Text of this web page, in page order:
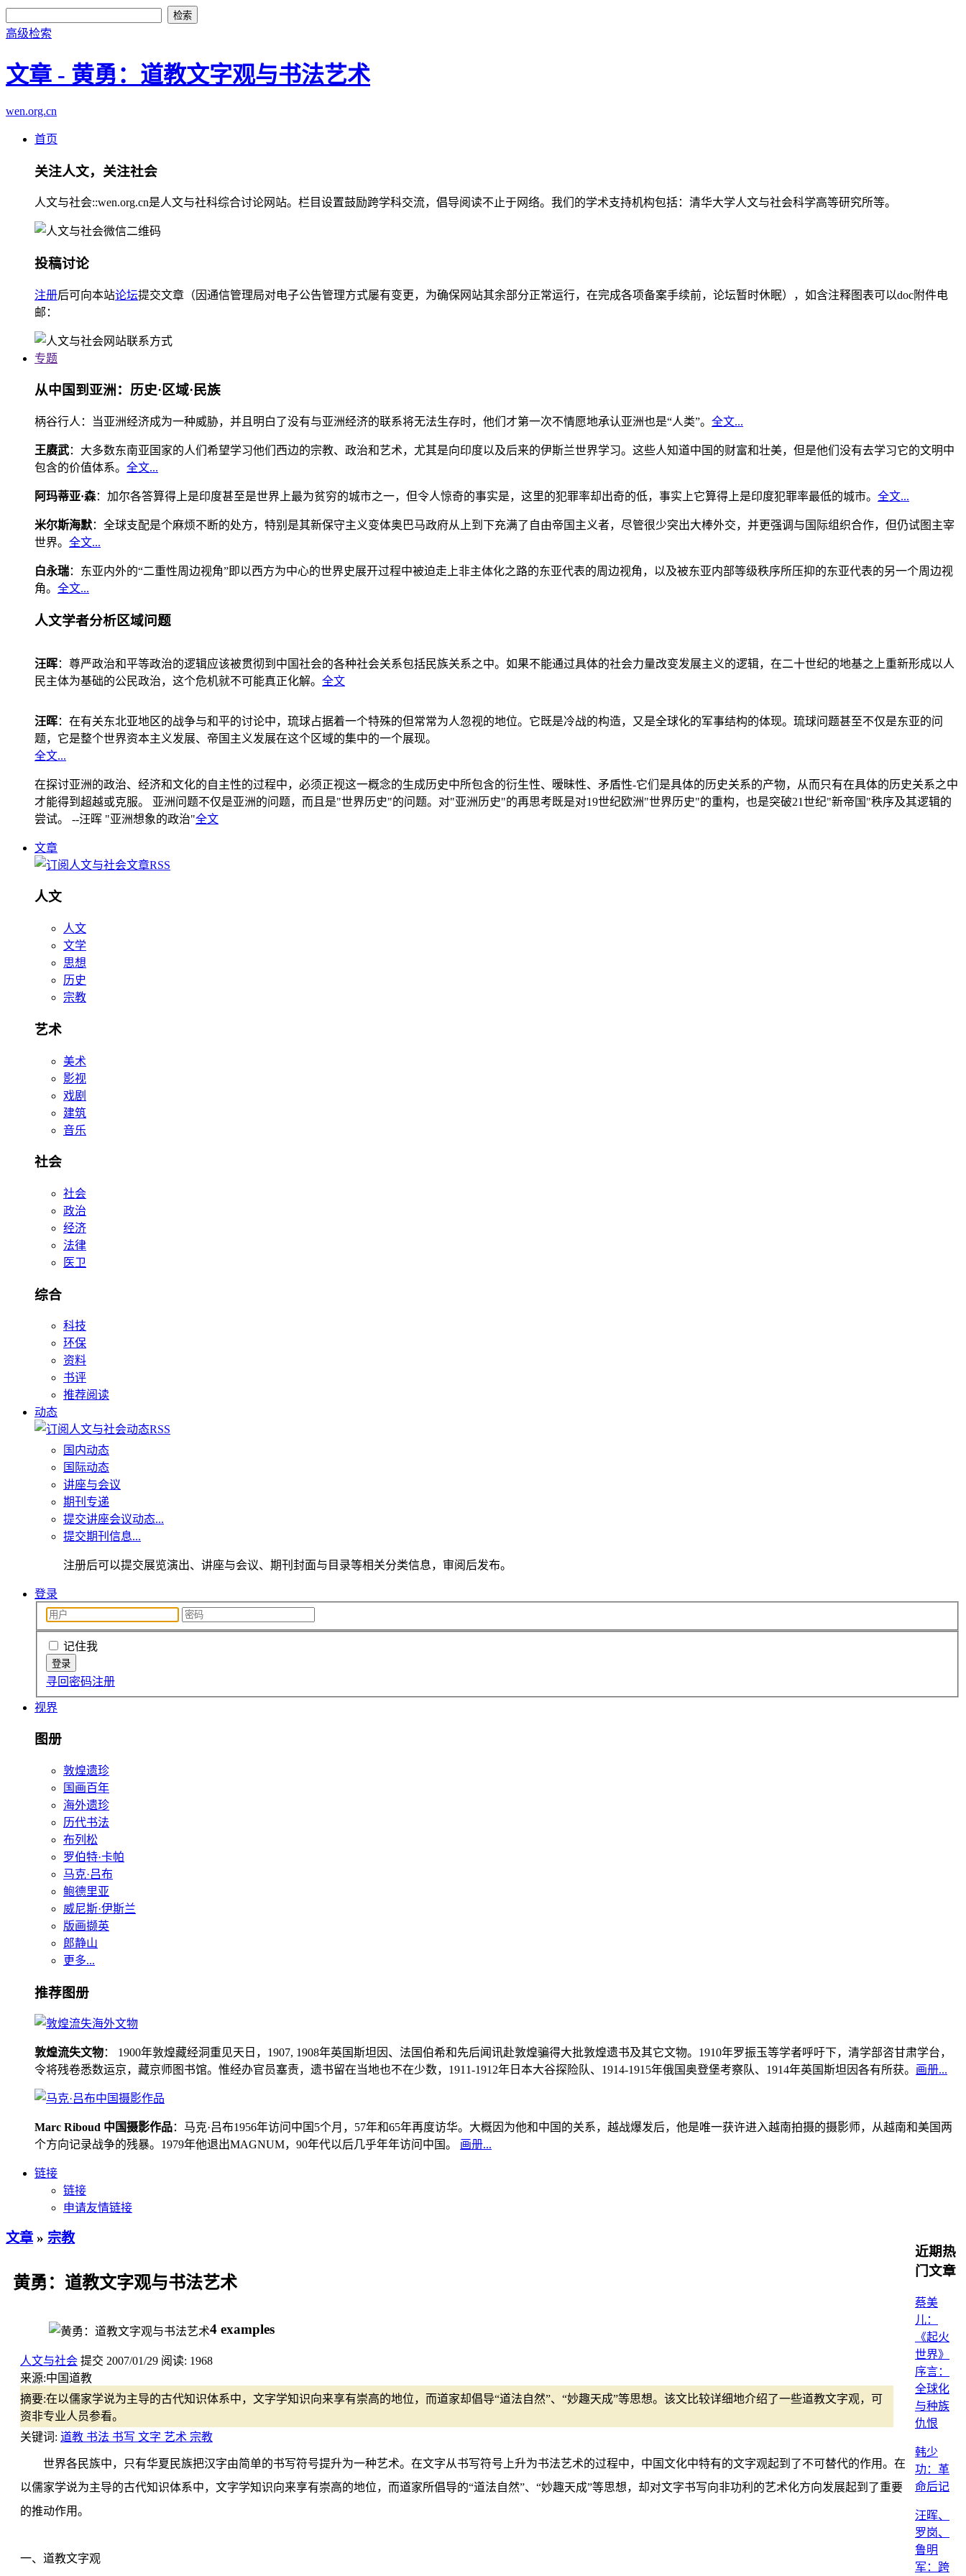
高级检索
文章 - 黄勇：道教文字观与书法艺术
wen.org.cn
首页
关注人文，关注社会
人文与社会::wen.org.cn是人文与社科综合讨论网站。栏目设置鼓励跨学科交流，倡导阅读不止于网络。我们的学术支持机构包括：清华大学人文与社会科学高等研究所等。
投稿讨论
注册后可向本站论坛提交文章（因通信管理局对电子公告管理方式屡有变更，为确保网站其余部分正常运行，在完成各项备案手续前，论坛暂时休眠），如含注释图表可以doc附件电
邮：
专题
从中国到亚洲：历史·区域·民族
柄谷行人：当亚洲经济成为一种威胁，并且明白了没有与亚洲经济的联系将无法生存时，他们才第一次不情愿地承认亚洲也是“人类”。 全文...
王赓武：大多数东南亚国家的人们希望学习他们西边的宗教、政治和艺术，尤其是向印度以及后来的伊斯兰世界学习。这些人知道中国的财富和壮美，但是他们没有去学习它的文明中
包含的价值体系。 全文...
阿玛蒂亚·森：加尔各答算得上是印度甚至是世界上最为贫穷的城市之一，但令人惊奇的事实是，这里的犯罪率却出奇的低，事实上它算得上是印度犯罪率最低的城市。 全文...
米尔斯海默：全球支配是个麻烦不断的处方，特别是其新保守主义变体奥巴马政府从上到下充满了自由帝国主义者，尽管很少突出大棒外交，并更强调与国际组织合作，但仍试图主宰
世界。 全文...
白永瑞：东亚内外的“二重性周边视角”即以西方为中心的世界史展开过程中被迫走上非主体化之路的东亚代表的周边视角，以及被东亚内部等级秩序所压抑的东亚代表的另一个周边视
角。 全文...
人文学者分析区域问题
汪晖：尊严政治和平等政治的逻辑应该被贯彻到中国社会的各种社会关系包括民族关系之中。如果不能通过具体的社会力量改变发展主义的逻辑，在二十世纪的地基之上重新形成以人
民主体为基础的公民政治，这个危机就不可能真正化解。 全文
汪晖：在有关东北亚地区的战争与和平的讨论中，琉球占据着一个特殊的但常常为人忽视的地位。它既是冷战的构造，又是全球化的军事结构的体现。琉球问题甚至不仅是东亚的问
题，它是整个世界资本主义发展、帝国主义发展在这个区域的集中的一个展现。
全文...
在探讨亚洲的政治、经济和文化的自主性的过程中，必须正视这一概念的生成历史中所包含的衍生性、暧昧性、矛盾性-它们是具体的历史关系的产物，从而只有在具体的历史关系之中
才能得到超越或克服。 亚洲问题不仅是亚洲的问题，而且是"世界历史"的问题。对"亚洲历史"的再思考既是对19世纪欧洲"世界历史"的重构，也是突破21世纪"新帝国"秩序及其逻辑的
尝试。 --汪晖 "亚洲想象的政治"全文
文章
人文
人文
文学
思想
历史
宗教
艺术
美术
影视
戏剧
建筑
音乐
社会
社会
政治
经济
法律
医卫
综合
科技
环保
资料
书评
推荐阅读
动态
国内动态
国际动态
讲座与会议
期刊专递
提交讲座会议动态...
提交期刊信息...
注册后可以提交展览演出、讲座与会议、期刊封面与目录等相关分类信息，审阅后发布。
登录
记住我
寻回密码注册
视界
图册
敦煌遗珍
国画百年
海外遗珍
历代书法
布列松
罗伯特·卡帕
马克·吕布
鲍德里亚
威尼斯·伊斯兰
版画撷英
郎静山
更多...
推荐图册
敦煌流失文物： 1900年敦煌藏经洞重见天日，1907, 1908年英国斯坦因、法国伯希和先后闻讯赴敦煌骗得大批敦煌遗书及其它文物。1910年罗振玉等学者呼吁下，清学部咨甘肃学台，
令将残卷悉数运京，藏京师图书馆。惟经办官员塞责，遗书留在当地也不在少数，1911-1912年日本大谷探险队、1914-1915年俄国奥登堡考察队、1914年英国斯坦因各有所获。 画册...
Marc Riboud 中国摄影作品：马克·吕布1956年访问中国5个月，57年和65年再度访华。大概因为他和中国的关系，越战爆发后，他是唯一获许进入越南拍摄的摄影师，从越南和美国两
个方向记录战争的残暴。1979年他退出MAGNUM，90年代以后几乎年年访问中国。 画册...
链接
链接
申请友情链接
文章 » 宗教
黄勇：道教文字观与书法艺术
4 examples
人文与社会 提交 2007/01/29 阅读: 1968
来源:中国道教
摘要:在以儒家学说为主导的古代知识体系中，文字学知识向来享有崇高的地位，而道家却倡导“道法自然”、“妙趣天成”等思想。该文比较详细地介绍了一些道教文字观，可
资非专业人员参看。
关键词: 道教 书法 书写 文字 艺术 宗教
世界各民族中，只有华夏民族把汉字由简单的书写符号提升为一种艺术。在文字从书写符号上升为书法艺术的过程中，中国文化中特有的文字观起到了不可替代的作用。在
以儒家学说为主导的古代知识体系中，文字学知识向来享有崇高的地位，而道家所倡导的“道法自然”、“妙趣天成”等思想，却对文字书写向非功利的艺术化方向发展起到了重要
的推动作用。
一、道教文字观
近期热
门文章
蔡美
儿：
《起火
世界》
序言：
全球化
与种族
仇恨
韩少
功：革
命后记
汪晖、
罗岗、
鲁明
军：跨